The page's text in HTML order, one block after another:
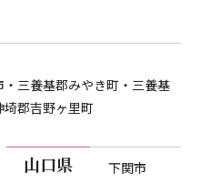
三養基郡みやき町・三養基
郡吉野ヶ里町
山口県 下関市